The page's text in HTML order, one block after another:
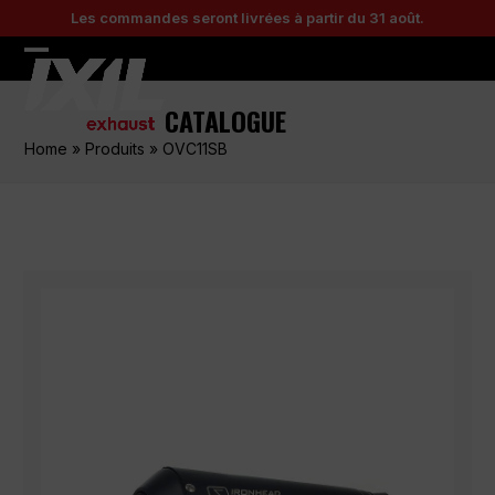
to
content
Les commandes seront livrées à partir du 31 août.
Open
menu
Close
menu
CATALOGUE
Home » Produits » OVC11SB